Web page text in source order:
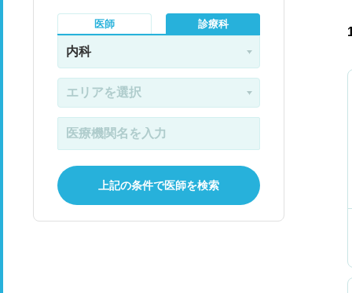
医師 診療科
上記の条件で医師を検索